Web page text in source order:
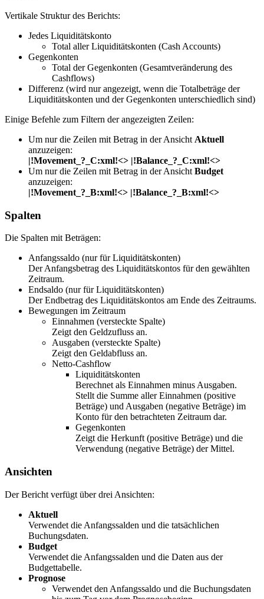
Vertikale Struktur des Berichts:
Jedes Liquiditätskonto
Total aller Liquiditätskonten (Cash Accounts)
Gegenkonten
Total der Gegenkonten (Gesamtveränderung des
Cashflows)
Differenz (wird nur angezeigt, wenn die Totalbeträge der
Liquiditätskonten und der Gegenkonten unterschiedlich sind)
Einige Befehle zum Filtern der angezeigten Zeilen:
Um nur die Zeilen mit Betrag in der Ansicht Aktuell
anzuzeigen:
|!Movement_?_C:xml!<> |!Balance_?_C:xml!<>
Um nur die Zeilen mit Betrag in der Ansicht Budget
anzuzeigen:
|!Movement_?_B:xml!<> |!Balance_?_B:xml!<>
Spalten
Die Spalten mit Beträgen:
Anfangssaldo (nur für Liquiditätskonten)
Der Anfangsbetrag des Liquiditätskontos für den gewählten
Zeitraum.
Endsaldo (nur für Liquiditätskonten)
Der Endbetrag des Liquiditätskontos am Ende des Zeitraums.
Bewegungen im Zeitraum
Einnahmen (versteckte Spalte)
Zeigt den Geldzufluss an.
Ausgaben (versteckte Spalte)
Zeigt den Geldabfluss an.
Netto-Cashflow
Liquiditätskonten
Berechnet als Einnahmen minus Ausgaben.
Stellt die Summe aller Einnahmen (positive
Beträge) und Ausgaben (negative Beträge) im
Konto für den betrachteten Zeitraum dar.
Gegenkonten
Zeigt die Herkunft (positive Beträge) und die
Verwendung (negative Beträge) der Mittel.
Ansichten
Der Bericht verfügt über drei Ansichten:
Aktuell
Verwendet die Anfangssalden und die tatsächlichen
Buchungsdaten.
Budget
Verwendet die Anfangssalden und die Daten aus der
Budgettabelle.
Prognose
Verwendet den Anfangssaldo und die Buchungsdaten